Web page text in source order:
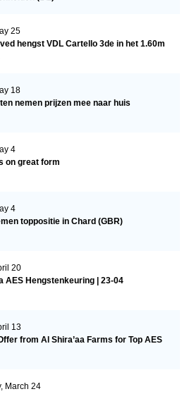
25
hengst VDL Cartello 3de in het 1.60m
18
nemen prijzen mee naar huis
4
on great form
4
toppositie in Chard (GBR)
20
AES Hengstenkeuring | 23-04
13
from Al Shira’aa Farms for Top AES
March 24